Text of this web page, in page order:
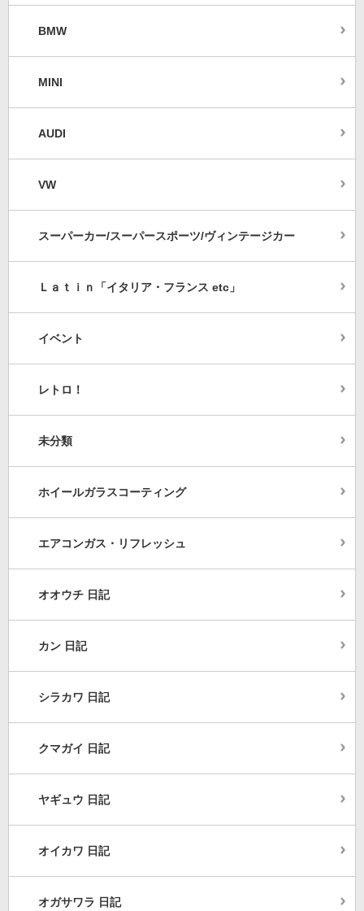
BMW
MINI
AUDI
VW
スーパーカー/スーパースポーツ/ヴィンテージカー
Ｌａｔｉｎ「イタリア・フランス etc」
イベント
レトロ！
未分類
ホイールガラスコーティング
エアコンガス・リフレッシュ
オオウチ 日記
カン 日記
シラカワ 日記
クマガイ 日記
ヤギュウ 日記
オイカワ 日記
オガサワラ 日記